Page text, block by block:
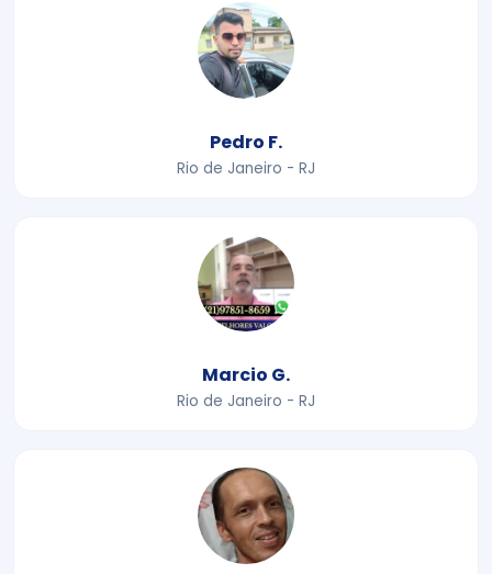
Pedro F.
Rio de Janeiro - RJ
Marcio G.
Rio de Janeiro - RJ